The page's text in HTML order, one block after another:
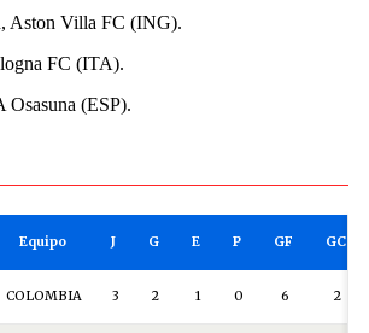
Aston Villa FC (ING).
FC (ITA).
Osasuna (ESP).